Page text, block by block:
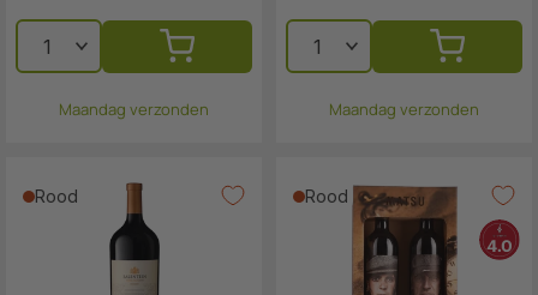
Maandag verzonden Maandag verzonden
Rood Rood